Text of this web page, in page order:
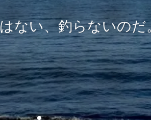
は釣れるのだ。
ない、釣らないのだ
は釣れるのだ。
ない、釣らないのだ